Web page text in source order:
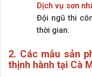
Dịch vụ sơn
Đội ngũ thi
thời gian.
2. Các mẫu sản
thịnh hành tại Cà